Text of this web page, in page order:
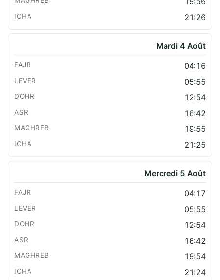
21:26
Mardi 4 Août
04:16
05:55
12:54
16:42
19:55
21:25
Mercredi 5 Août
04:17
05:55
12:54
16:42
19:54
21:24